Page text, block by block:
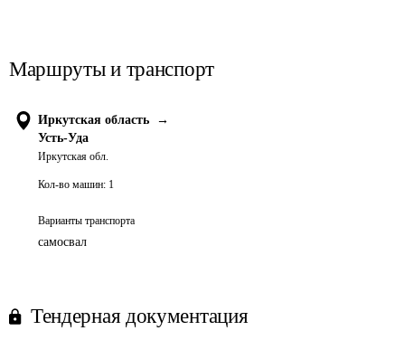
Маршруты и транспорт
Иркутская область
→
Усть-Уда
Иркутская обл.
Кол-во машин: 1
Варианты транспорта
самосвал
Тендерная документация